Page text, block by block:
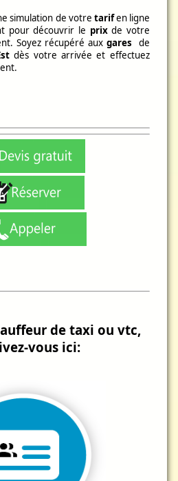
simulation de votre tarifen ligne
pour découvrir le prixde votre
Soyez récupéré aux gares
de
dès votre arrivée et effectuez
de taxi ou vtc,
vous ici: